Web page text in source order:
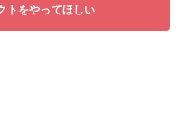
トをやってほしい